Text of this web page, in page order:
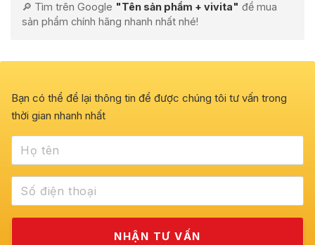
🔎 Tìm trên Google "Tên sản phẩm + vivita" để mua
sản phẩm chính hãng nhanh nhất nhé!
Bạn có thể để lại thông tin để được chúng tôi tư vấn trong
thời gian nhanh nhất